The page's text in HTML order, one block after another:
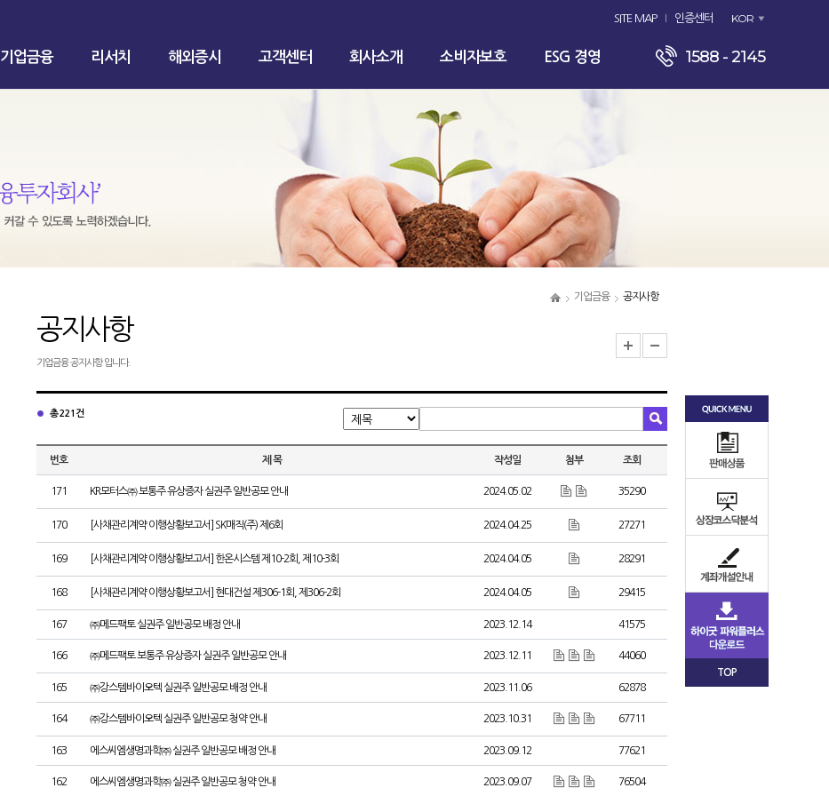
SITE MAP 인증센터 KOR
기업금융 리서치 해외증시 고객센터 회사소개 소비자보호 ESG 경영 1588 - 2145
기업금융 공지사항
공지사항
기업금융 공지사항 입니다.
총 221건
번호 제 목 작성일 첨부 조회
171 KR모터스㈜ 보통주 유상증자 실권주 일반공모 안내 2024.05.02 35290
170 [사채관리계약 이행상황보고서] SK매직(주) 제6회 2024.04.25 27271
169 [사채관리계약 이행상황보고서] 한온시스템 제10-2회, 제10-3회 2024.04.05 28291
168 [사채관리계약 이행상황보고서] 현대건설 제306-1회, 제306-2회 2024.04.05 29415
167 ㈜메드팩토 실권주 일반공모 배정 안내 2023.12.14 41575
166 ㈜메드팩토 보통주 유상증자 실권주 일반공모 안내 2023.12.11 44060
165 ㈜강스템바이오텍 실권주 일반공모 배정 안내 2023.11.06 62878
164 ㈜강스템바이오텍 실권주 일반공모 청약 안내 2023.10.31 67711
163 에스씨엠생명과학㈜ 실권주 일반공모 배정 안내 2023.09.12 77621
162 에스씨엠생명과학㈜ 실권주 일반공모 청약 안내 2023.09.07 76504
TOP